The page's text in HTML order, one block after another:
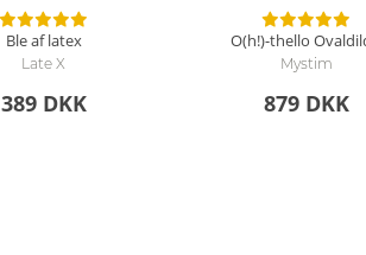
Ble af latex
Late X
389 DKK
O(h!)-thello
Mystim
879 DKK